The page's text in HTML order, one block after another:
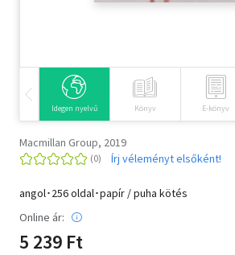
Idegen nyelvű Könyv E-könyv
Macmillan Group, 2019
Írj véleményt elsőként!
angol･256 oldal･papír / puha kötés
Online ár:
5 239 Ft